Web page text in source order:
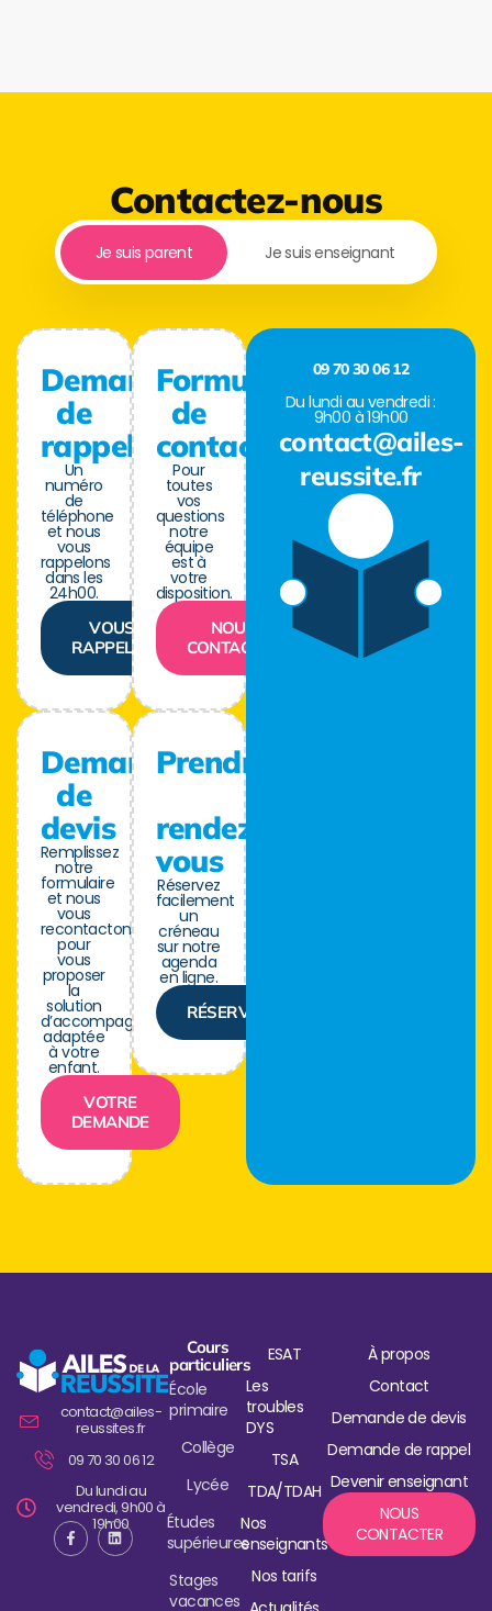
Contactez-nous
Je suis parent Je suis enseignant
Demande
de
rappel
Un
numéro
de
téléphone
et nous
vous
rappelons
dans les
24h00.
VOUS
RAPPELER
Demande
de
devis
Remplissez
notre
formulaire
et nous
vous
recontactons
pour
vous
proposer
la
solution
d’accompagnement
adaptée
à votre
enfant.
VOTRE
DEMANDE
Formulaire
de
contact
Pour
toutes
vos
questions
notre
équipe
est à
votre
disposition.
NOUS
CONTACTER
Prendre
rendez-
vous
Réservez
facilement
un
créneau
sur notre
agenda
en ligne.
RÉSERVER
09 70 30 06 12
Du lundi au vendredi :
9h00 à 19h00
contact@ailes-
reussite.fr
contact@ailes-
reussites.fr
09 70 30 06 12
Du lundi au
vendredi, 9h00 à
19h00
Cours
particuliers
École
primaire
Collège
Lycée
Études
supérieures
Stages
vacances
ESAT
Les
troubles
DYS
TSA
TDA/TDAH
Nos
enseignants
Nos tarifs
À propos
Contact
Demande de devis
Demande de rappel
Devenir enseignant
NOUS
CONTACTER